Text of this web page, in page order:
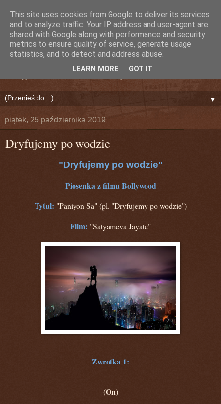
Nieznany Dźwięk (Lily)
Bollywood!
▼
piątek, 25 października 2019
Dryfujemy po wodzie
"Dryfujemy po wodzie"
Piosenka z filmu Bollywood
Tytuł: "Paniyon Sa" (pl. "Dryfujemy po wodzie")
Film: "Satyameva Jayate"
Zwrotka 1:
(On)
This site uses cookies from Google to deliver its services
and to analyze traffic. Your IP address and user-agent are
shared with Google along with performance and security
metrics to ensure quality of service, generate usage
statistics, and to detect and address abuse.
LEARN MORE GOT IT